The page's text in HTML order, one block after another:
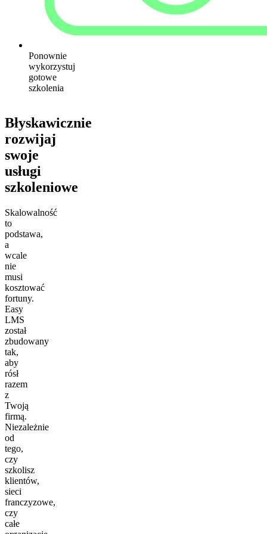
Ponownie
wykorzystuj
gotowe
szkolenia
Błyskawicznie
rozwijaj
swoje
usługi
szkoleniowe
Skalowalność
to
podstawa,
a
wcale
nie
musi
kosztować
fortuny.
Easy
LMS
został
zbudowany
tak,
aby
rósł
razem
z
Twoją
firmą.
Niezależnie
od
tego,
czy
szkolisz
klientów,
sieci
franczyzowe,
czy
całe